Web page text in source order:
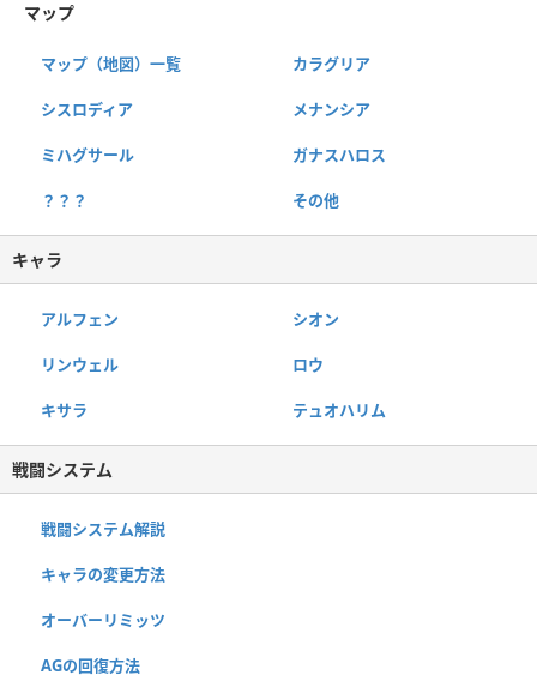
マップ
マップ（地図）一覧 カラグリア
シスロディア メナンシア
ミハグサール ガナスハロス
？？？ その他
キャラ
アルフェン シオン
リンウェル ロウ
キサラ テュオハリム
戦闘システム
戦闘システム解説
キャラの変更方法
オーバーリミッツ
AGの回復方法